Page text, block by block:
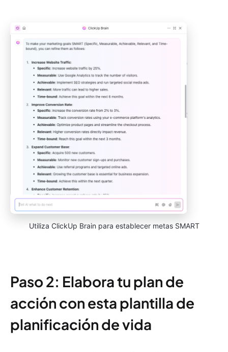
Utiliza ClickUp Brain para establecer metas SMART
Paso 2: Elabora tu plan de
acción con esta plantilla de
planificación de vida